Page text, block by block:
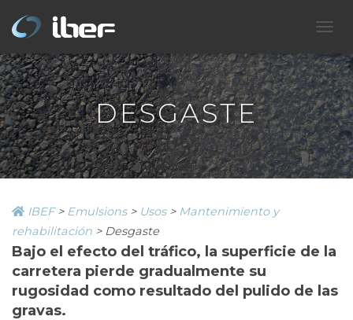
A
M
B
I
A
R
M
O
D
N
A
E
DESGASTE
IBEF> Emulsions> Usos> Mantenimiento y
rehabilitación > Desgaste
Bajo el efecto del tráfico, la superficie de la
carretera pierde gradualmente su
rugosidad como resultado del pulido de las
gravas.